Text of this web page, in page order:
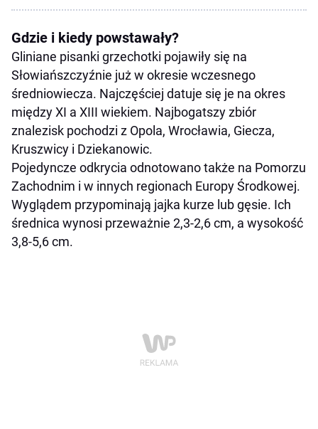
Gdzie i kiedy powstawały?
Gliniane pisanki grzechotki pojawiły się na
Słowiańszczyźnie już w okresie wczesnego
średniowiecza. Najczęściej datuje się je na okres
między XI a XIII wiekiem. Najbogatszy zbiór
znalezisk pochodzi z Opola, Wrocławia, Giecza,
Kruszwicy i Dziekanowic.
Pojedyncze odkrycia odnotowano także na Pomorzu
Zachodnim i w innych regionach Europy Środkowej.
Wyglądem przypominają jajka kurze lub gęsie. Ich
średnica wynosi przeważnie 2,3-2,6 cm, a wysokość
3,8-5,6 cm.